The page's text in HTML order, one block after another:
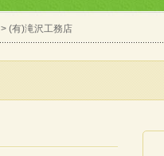
> (有)滝沢工務店